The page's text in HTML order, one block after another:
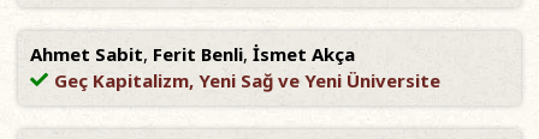
Ahmet Sabit, Ferit Benli, İsmet Akça
Geç Kapitalizm, Yeni Sağ ve Yeni Üniversite